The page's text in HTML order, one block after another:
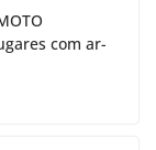
com ar-